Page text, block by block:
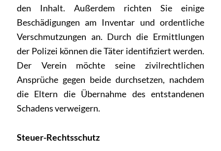
den Inhalt. Außerdem richten Sie einige
Beschädigungen am Inventar und ordentliche
Verschmutzungen an. Durch die Ermittlungen
der Polizei können die Täter identifiziert werden.
Der Verein möchte seine zivilrechtlichen
Ansprüche gegen beide durchsetzen, nachdem
die Eltern die Übernahme des entstandenen
Schadens verweigern.
Steuer-Rechtsschutz